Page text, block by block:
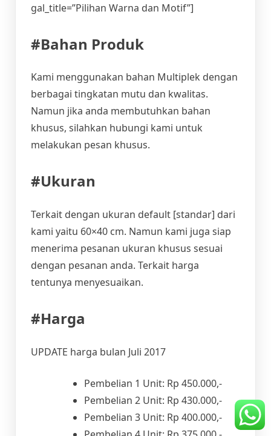
gal_title=”Pilihan Warna dan Motif”]
#Bahan Produk
Kami menggunakan bahan Multiplek dengan
berbagai tingkatan mutu dan kwalitas.
Namun jika anda membutuhkan bahan
khusus, silahkan hubungi kami untuk
melakukan pesan khusus.
#Ukuran
Terkait dengan ukuran default [standar] dari
kami yaitu 60×40 cm. Namun kami juga siap
menerima pesanan ukuran khusus sesuai
dengan pesanan anda. Terkait harga
tentunya menyesuaikan.
#Harga
UPDATE harga bulan Juli 2017
Pembelian 1 Unit: Rp 450.000,-
Pembelian 2 Unit: Rp 430.000,-
Pembelian 3 Unit: Rp 400.000,-